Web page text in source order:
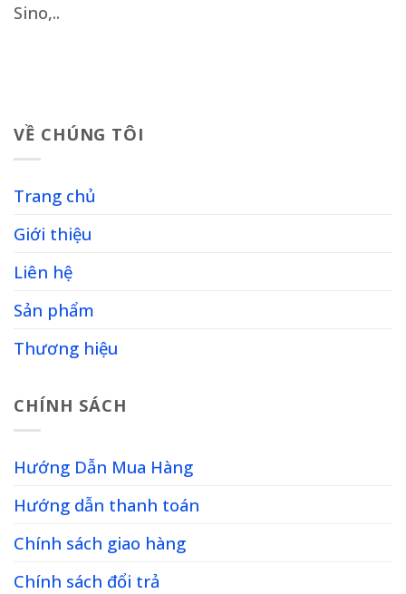
Sino,..
VỀ CHÚNG TÔI
Trang chủ
Giới thiệu
Liên hệ
Sản phẩm
Thương hiệu
CHÍNH SÁCH
Hướng Dẫn Mua Hàng
Hướng dẫn thanh toán
Chính sách giao hàng
Chính sách đổi trả